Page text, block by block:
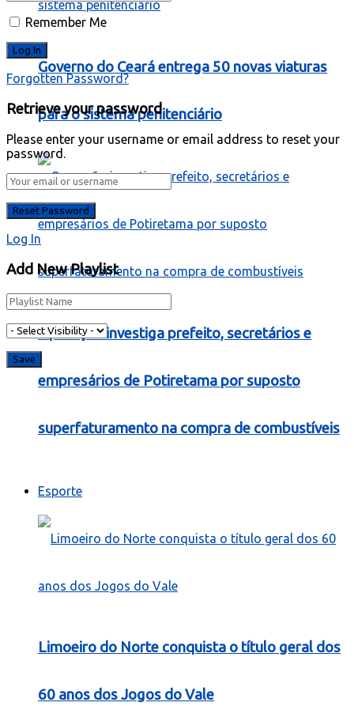
Governo do Ceará entrega 50 novas viaturas
para o sistema penitenciário
Operação investiga prefeito, secretários e
empresários de Potiretama por suposto
superfaturamento na compra de combustíveis
Esporte
Limoeiro do Norte conquista o título geral dos
60 anos dos Jogos do Vale
Remember Me
Forgotten Password?
Retrieve your password
Please enter your username or email address to reset your
password.
Log In
Add New Playlist